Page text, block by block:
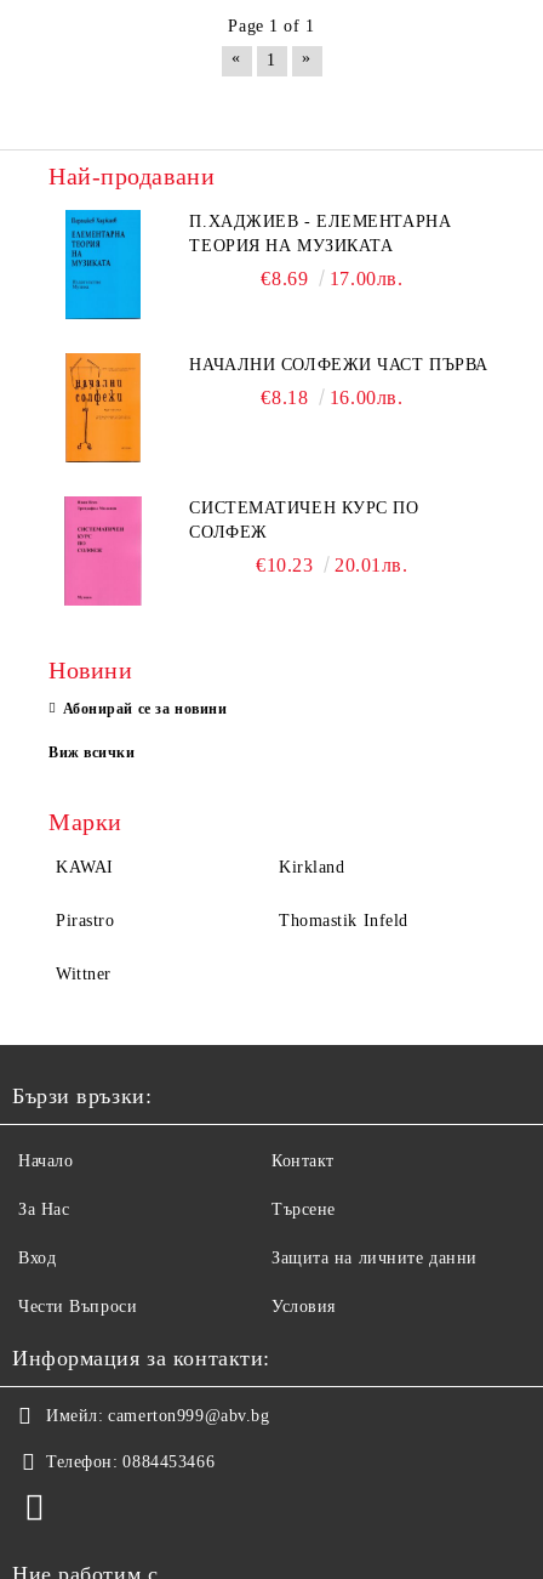
Page 1 of 1
«
1 »
Най-продавани
П.ХАДЖИЕВ - ЕЛЕМЕНТАРНА
ТЕОРИЯ НА МУЗИКАТА
€8.69 17.00лв.
НАЧАЛНИ СОЛФЕЖИ ЧАСТ ПЪРВА
€8.18 16.00лв.
СИСТЕМАТИЧЕН КУРС ПО
СОЛФЕЖ
€10.23 20.01лв.
Новини
Абонирай се за новини
Виж всички
Марки
KAWAI Kirkland
Pirastro Thomastik Infeld
Wittner
Бързи връзки:
Начало
За Нас
Вход
Чести Въпроси
Контакт
Търсене
Защита на личните данни
Условия
Информация за контакти:
Имейл: camerton999@abv.bg
Телефон: 0884453466
Ние работим с